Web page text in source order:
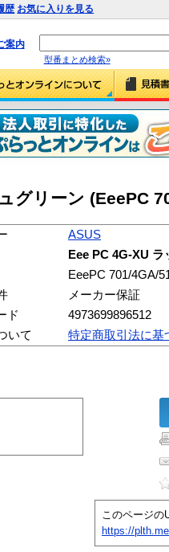
歴 お気に入りを見る
案内
型番まとめ検索»
グリーン (EeePC
ASUS
Eee PC 4G-XU
EeePC 701/4GA/
メーカー保証
ド
4973699896512
いて
特定商取引法に基
このページの
https://